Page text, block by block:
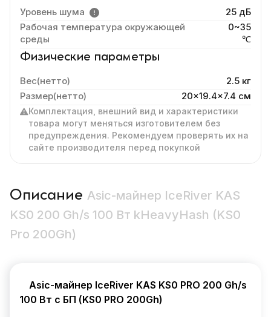
Уровень шума
25 дБ
Рабочая температура окружающей
среды
0~35
℃
Физические параметры
Вес(нетто)
2.5 кг
Размер(нетто)
20x19.4x7.4 cм
Комплектация, внешний вид и характеристики
товара могут меняться изготовителем без
предупреждения. Рекомендуем проверять их на
сайте производителя перед покупкой
Описание Asic-майнер IceRiver KAS
KS0 200 Gh/s 100 Вт kHeavyHash (KS0
Pro 200Gh)
Asic-майнер IceRiver KAS KS0 PRO 200 Gh/s
100 Вт с БП (KS0 PRO 200Gh)